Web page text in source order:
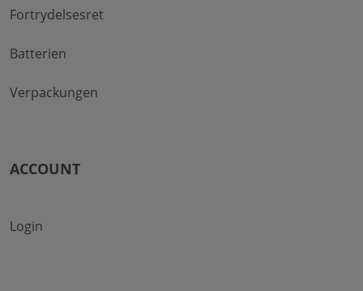
Fortrydelsesret
Batterien
Verpackungen
ACCOUNT
Login